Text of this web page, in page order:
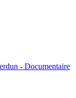
- Documentaire